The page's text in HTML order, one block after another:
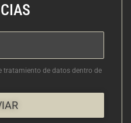
tratamiento de datos dentro de